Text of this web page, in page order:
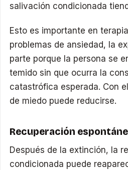
salivación condicionada
Esto es importante en
problemas de ansiedad, la
parte porque la persona se
temido sin que ocurra la
catastrófica esperada. Con
de miedo puede reducirse.
Recuperación
Después de la extinción, la
condicionada puede